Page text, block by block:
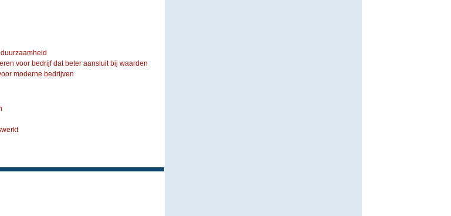
voor bedrijf dat beter aansluit bij waarden
moderne bedrijven